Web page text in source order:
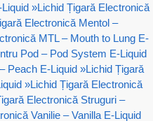
»Lichid Țigară Electronică
Electronică Mentol –
MTL – Mouth to Lung E-
Pod – Pod System E-Liquid
Peach E-Liquid »Lichid Țigară
»Lichid Țigară Electronică
Electronică Struguri –
Vanilie – Vanilla E-Liquid